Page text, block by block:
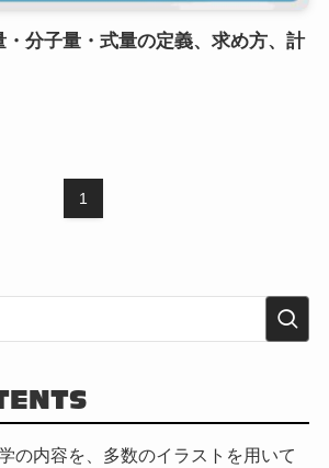
分子量・式量の定義、求め方、計
1
の内容を、多数のイラストを用いて